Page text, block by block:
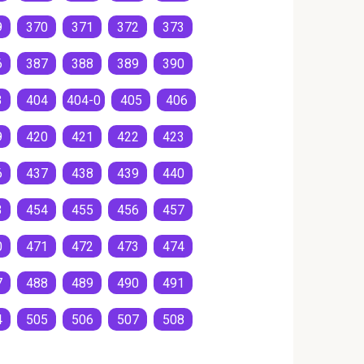
370 371 372 373
387 388 389 390
404 404-0 405 406
420 421 422 423
437 438 439 440
454 455 456 457
471 472 473 474
488 489 490 491
505 506 507 508